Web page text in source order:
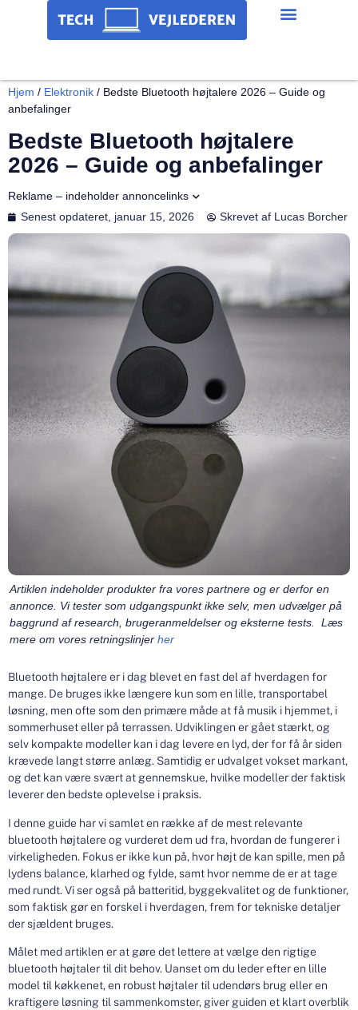
Hjem / Elektronik / Bedste Bluetooth højtalere 2026 – Guide og
anbefalinger
Bedste Bluetooth højtalere
2026 – Guide og anbefalinger
Senest opdateret, januar 15, 2026 Skrevet af Lucas Borcher
Reklame – indeholder annoncelinks
Artiklen indeholder produkter fra vores partnere og er derfor en
annonce. Vi tester som udgangspunkt ikke selv, men udvælger på
baggrund af research, brugeranmeldelser og eksterne tests. Læs
mere om vores retningslinjer her
Bluetooth højtalere er i dag blevet en fast del af hverdagen for
mange. De bruges ikke længere kun som en lille, transportabel
løsning, men ofte som den primære måde at få musik i hjemmet, i
sommerhuset eller på terrassen. Udviklingen er gået stærkt, og
selv kompakte modeller kan i dag levere en lyd, der for få år siden
krævede langt større anlæg. Samtidig er udvalget vokset markant,
og det kan være svært at gennemskue, hvilke modeller der faktisk
leverer den bedste oplevelse i praksis.
I denne guide har vi samlet en række af de mest relevante
bluetooth højtalere og vurderet dem ud fra, hvordan de fungerer i
virkeligheden. Fokus er ikke kun på, hvor højt de kan spille, men på
lydens balance, klarhed og fylde, samt hvor nemme de er at tage
med rundt. Vi ser også på batteritid, byggekvalitet og de funktioner,
som faktisk gør en forskel i hverdagen, frem for tekniske detaljer
der sjældent bruges.
Målet med artiklen er at gøre det lettere at vælge den rigtige
bluetooth højtaler til dit behov. Uanset om du leder efter en lille
model til køkkenet, en robust højtaler til udendørs brug eller en
kraftigere løsning til sammenkomster, giver guiden et klart overblik